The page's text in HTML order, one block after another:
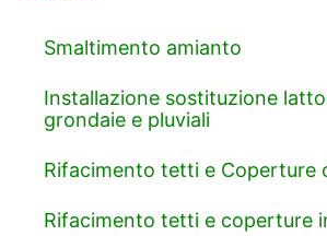
Smaltimento amianto
Installazione sostituzione
grondaie e pluviali
Rifacimento tetti e Coperture
Rifacimento tetti e coperture